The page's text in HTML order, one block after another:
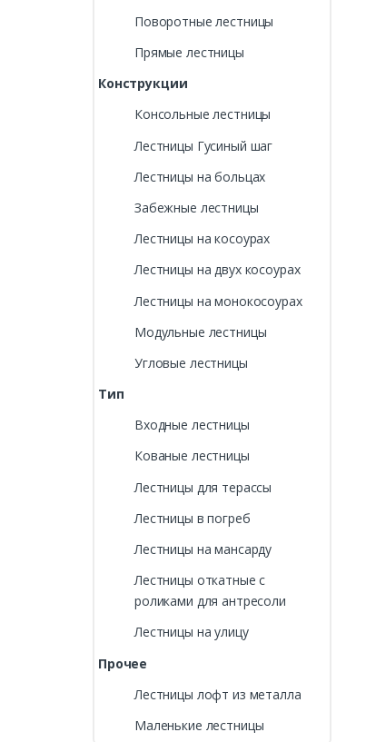
Поворотные лестницы
Прямые лестницы
Конструкции
Консольные лестницы
Лестницы Гусиный шаг
Лестницы на больцах
Забежные лестницы
Лестницы на косоурах
Лестницы на двух косоурах
Лестницы на монокосоурах
Модульные лестницы
Угловые лестницы
Тип
Входные лестницы
Кованые лестницы
Лестницы для терассы
Лестницы в погреб
Лестницы на мансарду
Лестницы откатные с
роликами для антресоли
Лестницы на улицу
Прочее
Лестницы лофт из металла
Маленькие лестницы